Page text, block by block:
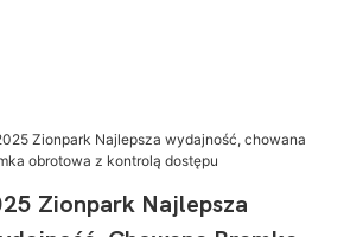
Zionpark Najlepsza